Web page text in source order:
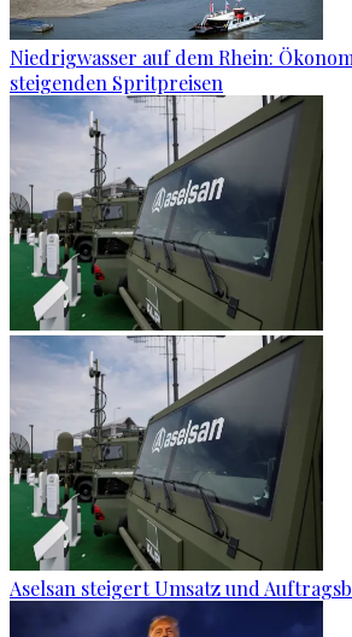
Niedrigwasser auf dem Rhein:
steigenden Spritpreisen
Aselsan steigert Umsatz und